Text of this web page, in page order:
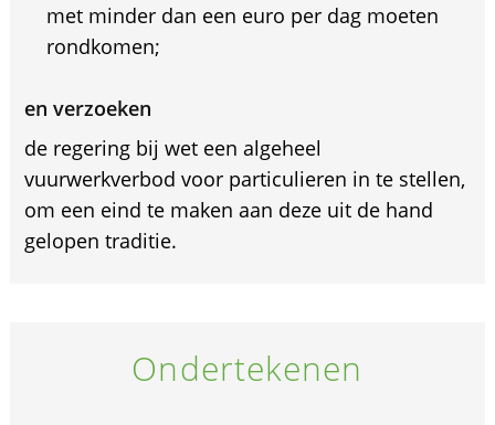
met minder dan een euro per dag moeten
rondkomen;
en verzoeken
de regering bij wet een algeheel
vuurwerkverbod voor particulieren in te stellen,
om een eind te maken aan deze uit de hand
gelopen traditie.
Ondertekenen